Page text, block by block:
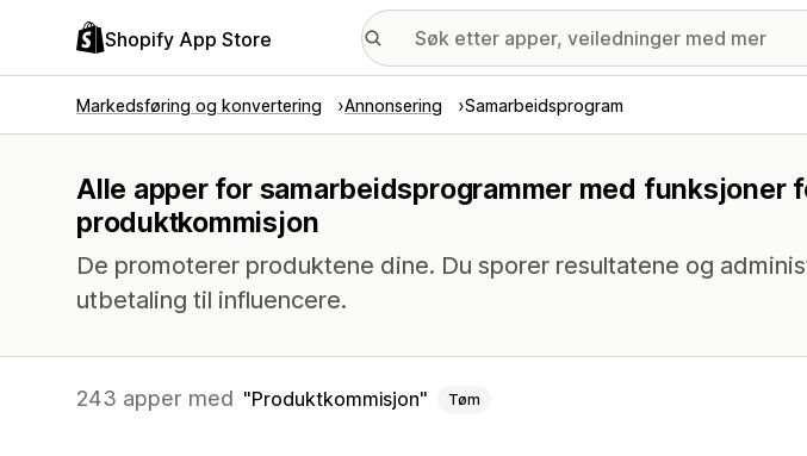
Shopify App Store
Markedsføring og konvertering Annonsering Samarbeidsprogram
Alle apper for samarbeidsprogrammer med funksjoner
produktkommisjon
De promoterer produktene dine. Du sporer resultatene og
utbetaling til influencere.
243 apper med Produktkommisjon Tøm